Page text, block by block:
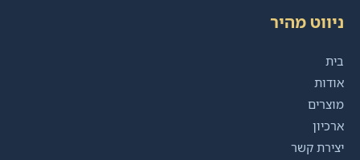
ניווט מהיר
בית
אודות
מוצרים
ארכיון
יצירת קשר